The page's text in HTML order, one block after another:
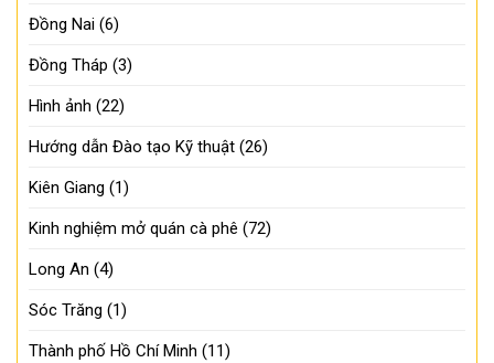
Đồng Nai (6)
Đồng Tháp (3)
Hình ảnh (22)
Hướng dẫn Đào tạo Kỹ thuật (26)
Kiên Giang (1)
Kinh nghiệm mở quán cà phê (72)
Long An (4)
Sóc Trăng (1)
Thành phố Hồ Chí Minh (11)